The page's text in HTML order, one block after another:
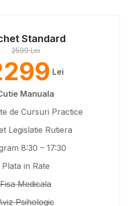
Standard
2599 Lei
Lei
Manuala
de Cursuri Practice
Legislatie Rutiera
8:30 – 17:30
Plata in Rate
Fisa Medicala
Psihologic